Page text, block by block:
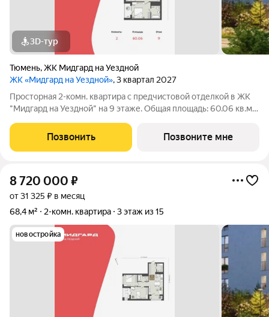
3D-тур
Тюмень,ЖК Мидгард на Уездной
ЖК «Мидгард на Уездной», 3 квартал 2027
Просторная 2-комн. квартира с предчистовой отделкой в ЖК
"Мидгард на Уездной" на 9 этаже. Общая площадь: 60.06 кв.м.,
кв.м. Комнаты изолированные, все окна выходят на одну
сторону. В
Позвонить Позвоните мне
8 720 000 ₽
от 31 325 ₽ в месяц
68,4 м²
2-комн. квартира 3 этаж из 15
новостройка